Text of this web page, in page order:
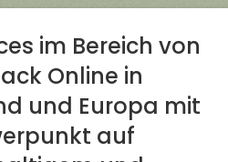
im Bereich von
Online in
und Europa mit
auf